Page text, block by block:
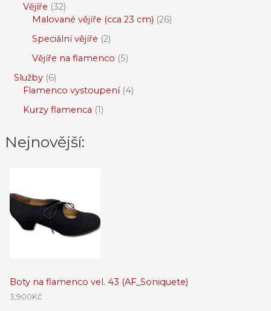
Vějíře 32
Malované vějíře (cca 23 cm) 26
Speciální vějíře 2
Vějíře na flamenco 5
Služby 6
Flamenco vystoupení 4
Kurzy flamenca 1
Nejnovější:
Boty na flamenco vel. 43 (AF_Soniquete)
3,900Kč